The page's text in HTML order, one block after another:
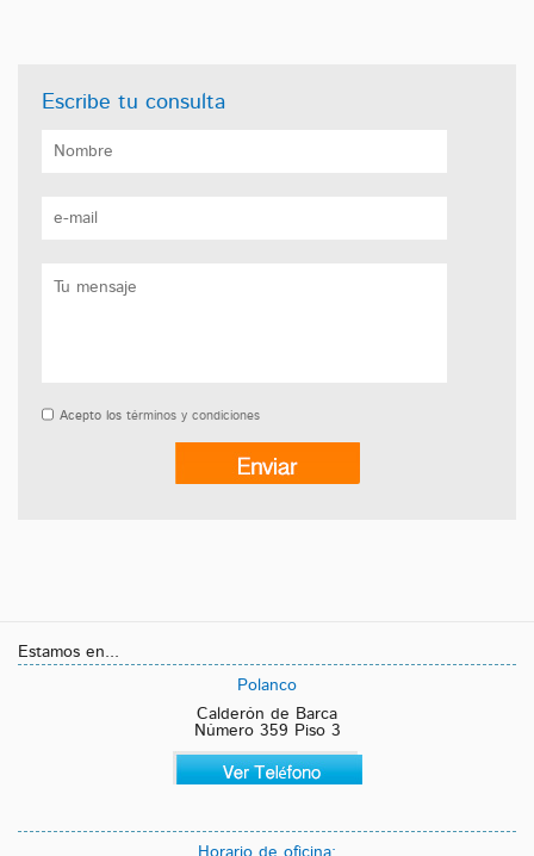
Escribe tu consulta
Acepto los términos y condiciones
Estamos en...
Polanco
Calderón de Barca
Número 359 Piso 3